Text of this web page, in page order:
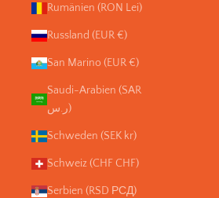
Rumänien (RON Lei)
Russland (EUR €)
San Marino (EUR €)
Saudi-Arabien (SAR
ر.س)
Schweden (SEK kr)
Schweiz (CHF CHF)
Serbien (RSD РСД)